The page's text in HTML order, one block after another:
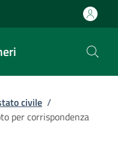
civile /
per corrispondenza